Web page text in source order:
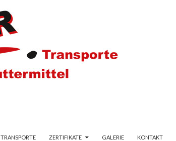
TRANSPORTE ZERTIFIKATE GALERIE KONTAKT